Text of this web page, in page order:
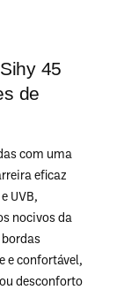
45
de
com uma
eficaz
UVB,
nocivos da
e confortável,
desconforto